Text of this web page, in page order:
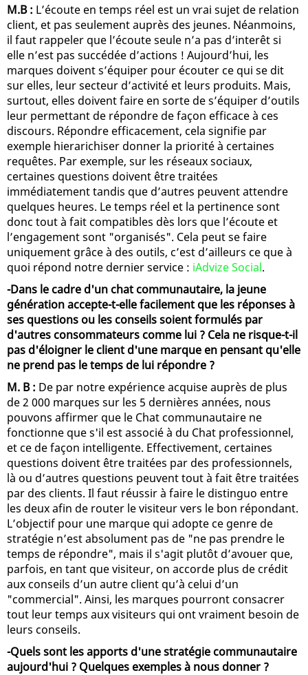
M.B : L’écoute en temps réel est un vrai sujet de relation
client, et pas seulement auprès des jeunes. Néanmoins,
il faut rappeler que l’écoute seule n’a pas d’interêt si
elle n’est pas succédée d’actions ! Aujourd’hui, les
marques doivent s’équiper pour écouter ce qui se dit
sur elles, leur secteur d’activité et leurs produits. Mais,
surtout, elles doivent faire en sorte de s’équiper d’outils
leur permettant de répondre de façon efficace à ces
discours. Répondre efficacement, cela signifie par
exemple hierarichiser donner la priorité à certaines
requêtes. Par exemple, sur les réseaux sociaux,
certaines questions doivent être traitées
immédiatement tandis que d’autres peuvent attendre
quelques heures. Le temps réel et la pertinence sont
donc tout à fait compatibles dès lors que l’écoute et
l’engagement sont "organisés". Cela peut se faire
uniquement grâce à des outils, c’est d’ailleurs ce que à
quoi répond notre dernier service : iAdvize Social.
-Dans le cadre d'un chat communautaire, la jeune
génération accepte-t-elle facilement que les réponses à
ses questions ou les conseils soient formulés par
d'autres consommateurs comme lui ? Cela ne risque-t-il
pas d'éloigner le client d'une marque en pensant qu'elle
ne prend pas le temps de lui répondre ?
M. B : De par notre expérience acquise auprès de plus
de 2 000 marques sur les 5 dernières années, nous
pouvons affirmer que le Chat communautaire ne
fonctionne que s'il est associé à du Chat professionnel,
et ce de façon intelligente. Effectivement, certaines
questions doivent être traitées par des professionnels,
là ou d’autres questions peuvent tout à fait être traitées
par des clients. Il faut réussir à faire le distinguo entre
les deux afin de router le visiteur vers le bon répondant.
L’objectif pour une marque qui adopte ce genre de
stratégie n’est absolument pas de "ne pas prendre le
temps de répondre", mais il s'agit plutôt d’avouer que,
parfois, en tant que visiteur, on accorde plus de crédit
aux conseils d’un autre client qu’à celui d’un
"commercial". Ainsi, les marques pourront consacrer
tout leur temps aux visiteurs qui ont vraiment besoin de
leurs conseils.
-Quels sont les apports d'une stratégie communautaire
aujourd'hui ? Quelques exemples à nous donner ?